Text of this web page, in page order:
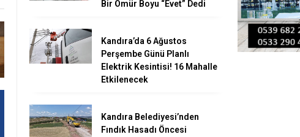
Bir Ömür Boyu “Evet” Dedi
Kandıra’da 6 Ağustos
Perşembe Günü Planlı
Elektrik Kesintisi! 16 Mahalle
Etkilenecek
Kandıra Belediyesi’nden
Fındık Hasadı Öncesi